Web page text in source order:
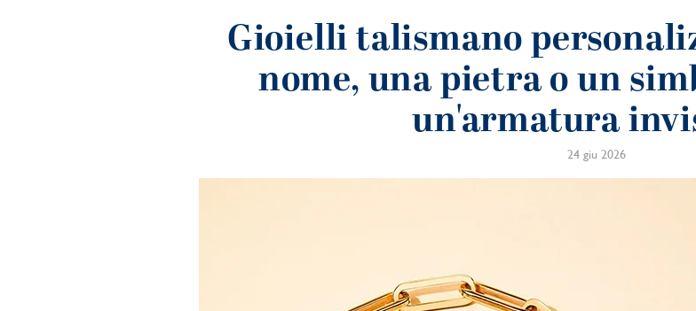
Gioielli talismano
nome, una pietra o un
un'armatura
24 giu 2026